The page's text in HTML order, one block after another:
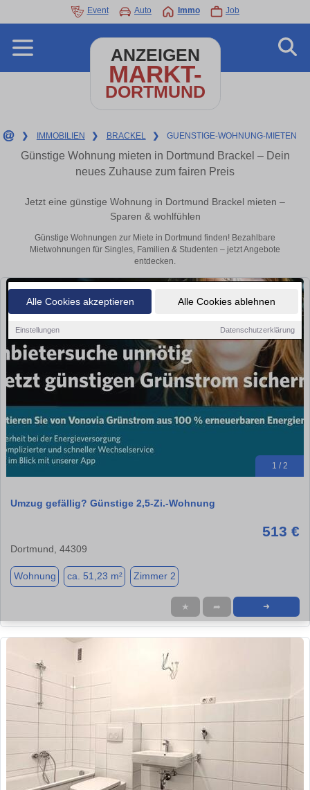
Alle Cookies akzeptieren Alle Cookies ablehnen
Einstellungen Datenschutzerklärung
Event Auto Immo Job
ANZEIGEN
MARKT-
DORTMUND
❯ IMMOBILIEN ❯ BRACKEL ❯ GUENSTIGE-WOHNUNG-MIETEN
Günstige Wohnung mieten in Dortmund Brackel – Dein
neues Zuhause zum fairen Preis
Jetzt eine günstige Wohnung in Dortmund Brackel mieten –
Sparen & wohlfühlen
Günstige Wohnungen zur Miete in Dortmund finden! Bezahlbare
Mietwohnungen für Singles, Familien & Studenten – jetzt Angebote
entdecken.
1 / 2
Umzug gefällig? Günstige 2,5-Zi.-Wohnung
513 €
Dortmund, 44309
Wohnung ca. 51,23 m² Zimmer 2
★ ➦ ➜